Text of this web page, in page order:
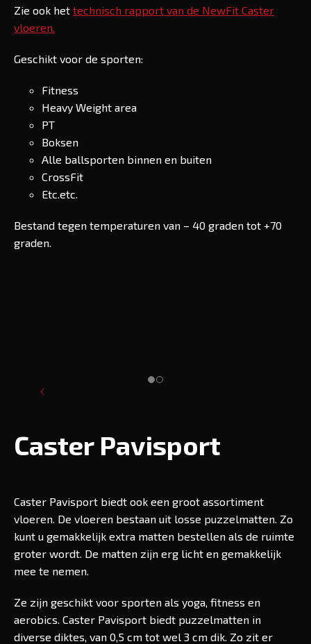
Zie ook het technisch rapport van de NewFit Caster
vloeren.
Geschikt voor de sporten:
Fitness
Heavy Weight area
PT
Boksen
Alle ballsporten binnen en buiten
CrossFit
Etc.etc.
Bestand tegen temperaturen van – 40 graden tot +70
graden.
Caster Pavisport
Caster Pavisport biedt ook een groot assortiment
vloeren. De vloeren bestaan uit losse puzzelmatten. Zo
kunt u gemakkelijk extra matten bestellen als de ruimte
groter wordt. De matten zijn erg licht en gemakkelijk
mee te nemen.
Ze zijn geschikt voor sporten als yoga, fitness en
aerobics. Caster Pavisport biedt puzzelmatten in
diverse diktes, van 0,5 cm tot wel 3 cm dik. Zo zit er